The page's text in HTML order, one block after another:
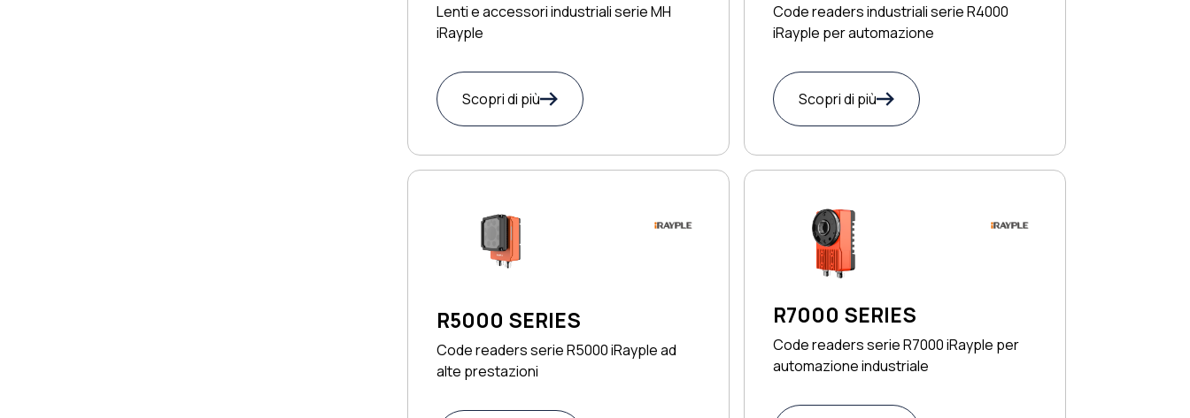
Lenti e accessori industriali serie MH
iRayple
Scopri di più
Code readers industriali serie R4000
iRayple per automazione
Scopri di più
R5000 SERIES
Code readers serie R5000 iRayple ad
alte prestazioni
R7000 SERIES
Code readers serie R7000 iRayple per
automazione industriale